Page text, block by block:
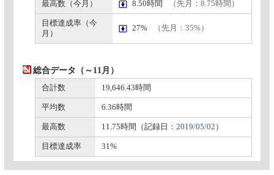
最高数（今月） 8.50時間 （先月：8.75時間）
目標達成率（今
月）
27% （先月：35%）
総合データ（～11月）
合計数 19,646.43時間
平均数 6.36時間
最高数 11.75時間（記録日： 2019/05/02 ）
目標達成率 31%